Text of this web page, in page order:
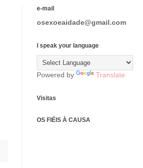
e-mail
osexoeaidade@gmail.com
I speak your language
Powered by Translate
Visitas
OS FIÉIS À CAUSA